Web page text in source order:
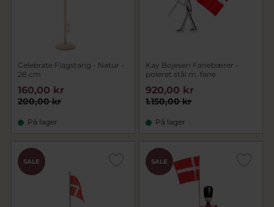
Celebrate Flagstang - Natur -
28 cm
200,00 kr
160,00 kr
På lager
Kay Bojesen Fanebærer -
poleret stål m. fane
1.150,00 kr
920,00 kr
På lager
SALE SALE